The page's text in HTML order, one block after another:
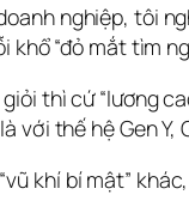
nghiệp, tôi
khổ “đỏ mắt tìm
thì cứ “lương
với thế hệ Gen
khí bí mật”